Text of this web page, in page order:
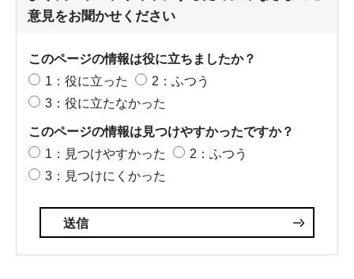
意見をお聞かせください
このページの情報は役に立ちましたか？
1：役に立った
2：ふつう
3：役に立たなかった
このページの情報は見つけやすかったですか？
1：見つけやすかった
2：ふつう
3：見つけにくかった